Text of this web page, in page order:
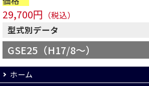
29,700円 （税込）
型式別データ
GSE25（H17/8～）
ホーム